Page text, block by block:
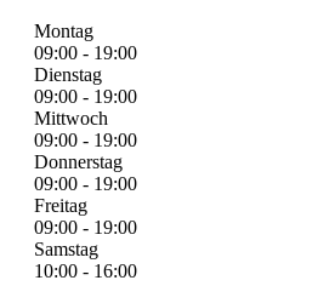
Montag
09:00 - 19:00
Dienstag
09:00 - 19:00
Mittwoch
09:00 - 19:00
Donnerstag
09:00 - 19:00
Freitag
09:00 - 19:00
Samstag
10:00 - 16:00